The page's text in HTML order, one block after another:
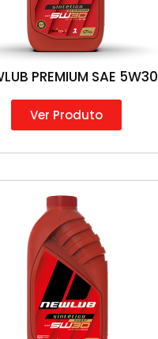
PREMIUM SAE 5W30
Ver Produto